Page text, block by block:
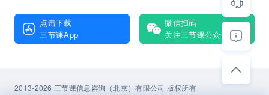
点击下载
三节课App
微信扫码
关注三节课公众号
2013-2026 三节课信息咨询（北京）有限公司 版权所有